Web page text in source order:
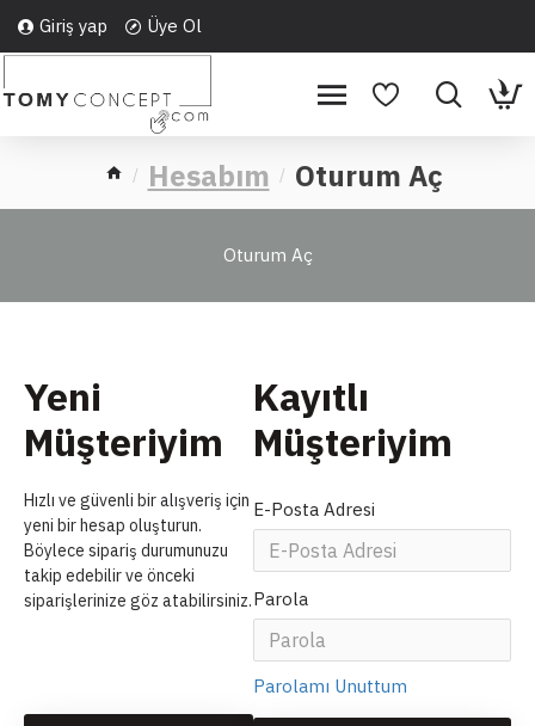
Giriş yap Üye Ol
Hesabım Oturum Aç
Oturum Aç
Yeni
Müşteriyim
Hızlı ve güvenli bir alışveriş için
yeni bir hesap oluşturun.
Böylece sipariş durumunuzu
takip edebilir ve önceki
siparişlerinize göz atabilirsiniz.
Kayıtlı
Müşteriyim
E-Posta Adresi
Parola
Parolamı Unuttum